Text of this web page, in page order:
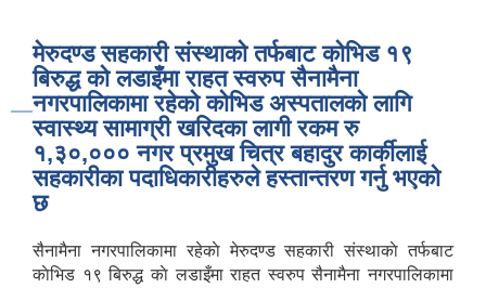
मेरुदण्ड सहकारी संस्थाकाे तर्फबाट काेभिड १९
बिरुद्ध काे लडाइँमा राहत स्वरुप सैनामैना
नगरपालिकामा रहेकाे काेभिड अस्पतालकाे लागि
स्वास्थ्य सामाग्री खरिदका लागी रकम रु
१,३०,००० नगर प्रमुख चित्र बहादुर कार्कीलाई
सहकारीका पदाधिकारीहरुले हस्तान्तरण गर्नु भएको
छ
सैनामैना नगरपालिकामा रहेकाे मेरुदण्ड सहकारी संस्थाकाे तर्फबाट
काेभिड १९ बिरुद्ध काे लडाइँमा राहत स्वरुप सैनामैना नगरपालिकामा